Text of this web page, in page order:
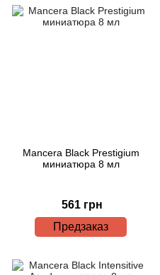
Mancera Black Prestigium
миниатюра 8 мл
561 грн
Предзаказ